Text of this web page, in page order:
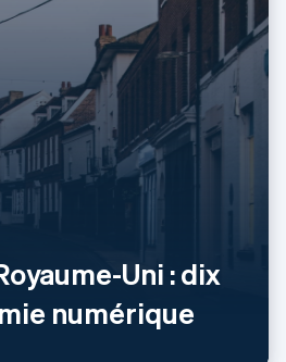
Uni : dix
numérique